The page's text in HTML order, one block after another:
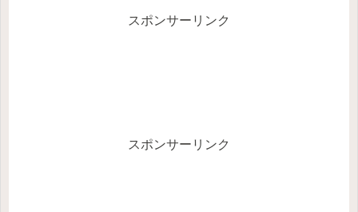
スポンサーリンク
スポンサーリンク